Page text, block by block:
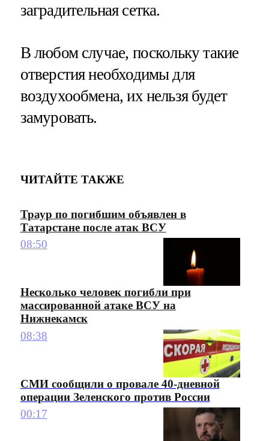
заградительная сетка.
В любом случае, поскольку такие
отверстия необходимы для
воздухообмена, их нельзя будет
замуровать.
ЧИТАЙТЕ ТАКЖЕ
Траур по погибшим объявлен в
Татарстане после атак ВСУ
08:50
Несколько человек погибли при
массированной атаке ВСУ на
Нижнекамск
08:38
СМИ сообщили о провале 40-дневной
операции Зеленского против России
00:17